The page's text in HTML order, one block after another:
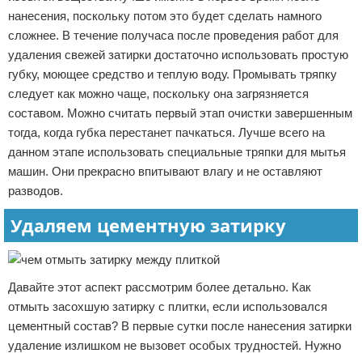
нанесения, поскольку потом это будет сделать намного
сложнее. В течение получаса после проведения работ для
удаления свежей затирки достаточно использовать простую
губку, моющее средство и теплую воду. Промывать тряпку
следует как можно чаще, поскольку она загрязняется
составом. Можно считать первый этап очистки завершенным
тогда, когда губка перестанет пачкаться. Лучше всего на
данном этапе использовать специальные тряпки для мытья
машин. Они прекрасно впитывают влагу и не оставляют
разводов.
Удаляем цементную затирку
Давайте этот аспект рассмотрим более детально. Как
отмыть засохшую затирку с плитки, если использовался
цементный состав? В первые сутки после нанесения затирки
удаление излишком не вызовет особых трудностей. Нужно